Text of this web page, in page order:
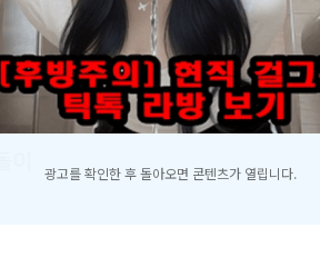
광고를 확인한 후 돌아오면 콘텐츠가 열립니다.